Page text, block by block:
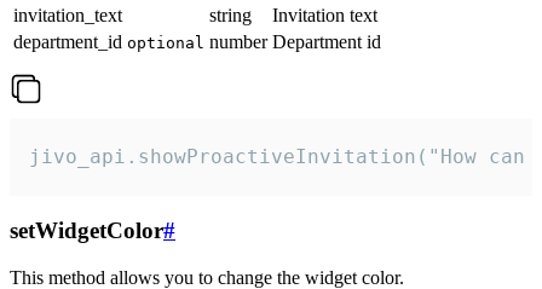
invitation_text
string
Invitation text
department_id optional number Department id
jivo_api.showProactiveInvitation("How
setWidgetColor#
This method allows you to change the widget color.